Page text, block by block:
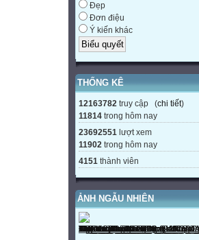
Đẹp
Đơn điệu
Ý kiến khác
THỐNG KÊ
12163782 truy cập (chi tiết)
11814 trong hôm nay
23692551 lượt xem
11902 trong hôm nay
4151 thành viên
ẢNH NGẪU NHIÊN